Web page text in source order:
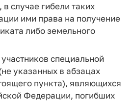
случае гибели таких
ими права на получение
либо земельного
специальной
указанных в абзацах
пункта), являющихся
Федерации, погибших